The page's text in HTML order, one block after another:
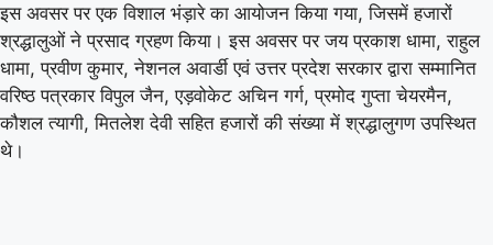
इस अवसर पर एक विशाल भंड़ारे का आयोजन किया गया, जिसमें हजारों
श्रद्धालुओं ने प्रसाद ग्रहण किया। इस अवसर पर जय प्रकाश धामा, राहुल
धामा, प्रवीण कुमार, नेशनल अवार्डी एवं उत्तर प्रदेश सरकार द्वारा सम्मानित
वरिष्ठ पत्रकार विपुल जैन, एड़वोकेट अचिन गर्ग, प्रमोद गुप्ता चेयरमैन,
कौशल त्यागी, मितलेश देवी सहित हजारों की संख्या में श्रद्धालुगण उपस्थित
थे।